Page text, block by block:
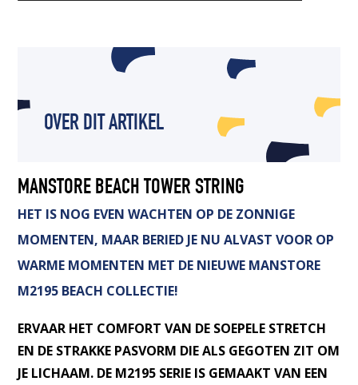
OVER DIT ARTIKEL
MANSTORE BEACH TOWER STRING
HET IS NOG EVEN WACHTEN OP DE ZONNIGE
MOMENTEN, MAAR BERIED JE NU ALVAST VOOR OP
WARME MOMENTEN MET DE NIEUWE MANSTORE
M2195 BEACH COLLECTIE!
ERVAAR HET COMFORT VAN DE SOEPELE STRETCH
EN DE STRAKKE PASVORM DIE ALS GEGOTEN ZIT OM
JE LICHAAM. DE M2195 SERIE IS GEMAAKT VAN EEN